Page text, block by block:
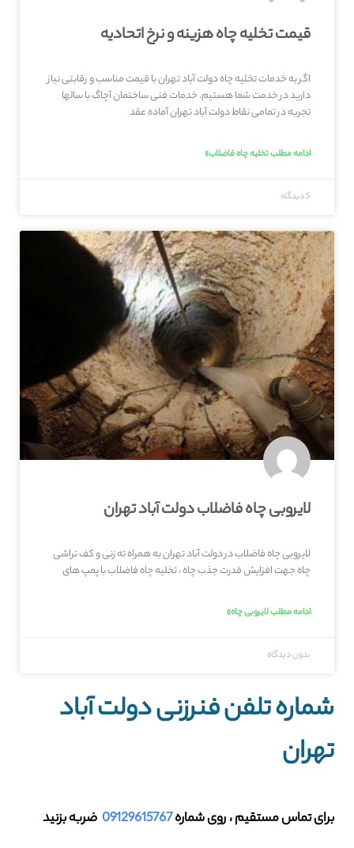
قیمت تخلیه چاه هزینه و نرخ اتحادیه
اگر به خدمات تخلیه چاه دولت آباد تهران با قیمت مناسب و رقابتی نیاز
دارید در خدمت شما هستیم. خدمات فنی ساختمان آچاگ با سالها
تجربه در تمامی نقاط دولت آباد تهران آماده عقد
ادامه مطلب تخلیه چاه فاضلاب»
5 دیدگاه
لایروبی چاه فاضلاب دولت آباد تهران
لایروبی چاه فاضلاب در دولت آباد تهران به همراه ته زنی و کف تراشی
چاه جهت افزایش قدرت جذب چاه ، تخلیه چاه فاضلاب با پمپ های
ادامه مطلب لایروبی چاه»
بدون دیدگاه
شماره تلفن فنرزنی دولت آباد
تهران
برای تماس مستقیم ، روی شماره09129615767 ضربه بزنید